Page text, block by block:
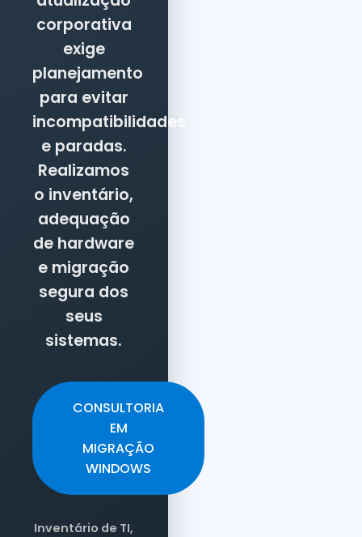
corporativa
exige
planejamento
para evitar
incompatibilidades
e paradas.
Realizamos
o inventário,
adequação
de hardware
e migração
segura dos
seus
sistemas.
CONSULTORIA
EM
MIGRAÇÃO
WINDOWS
Inventário de TI,